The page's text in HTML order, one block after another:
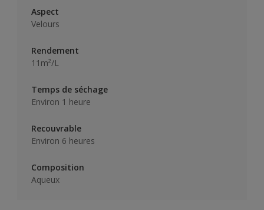
Aspect
Velours
Rendement
11m²/L
Temps de séchage
Environ 1 heure
Recouvrable
Environ 6 heures
Composition
Aqueux